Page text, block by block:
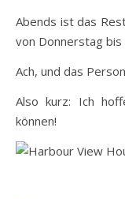
Abends ist das
von Donnerstag
Ach, und das
Also kurz: Ich
können!